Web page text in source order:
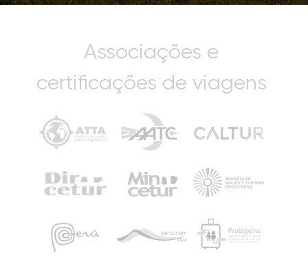
Associações e
certificações de viagens